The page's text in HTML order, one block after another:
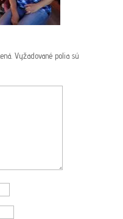
Vyžadované polia sú